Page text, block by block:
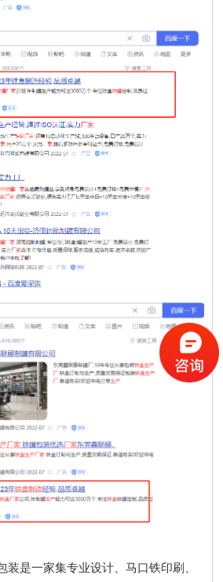
装是一家集专业设计、马口铁印刷、